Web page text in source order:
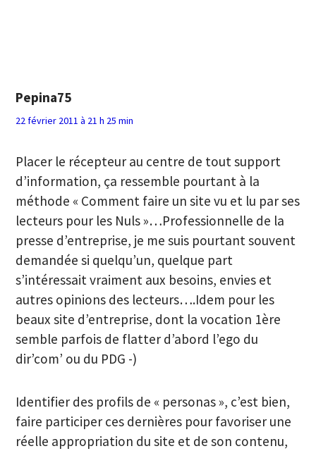
Pepina75
22 février 2011 à 21 h 25 min
Placer le récepteur au centre de tout support
d’information, ça ressemble pourtant à la
méthode « Comment faire un site vu et lu par ses
lecteurs pour les Nuls »…Professionnelle de la
presse d’entreprise, je me suis pourtant souvent
demandée si quelqu’un, quelque part
s’intéressait vraiment aux besoins, envies et
autres opinions des lecteurs….Idem pour les
beaux site d’entreprise, dont la vocation 1ère
semble parfois de flatter d’abord l’ego du
dir’com’ ou du PDG -)
Identifier des profils de « personas », c’est bien,
faire participer ces dernières pour favoriser une
réelle appropriation du site et de son contenu,